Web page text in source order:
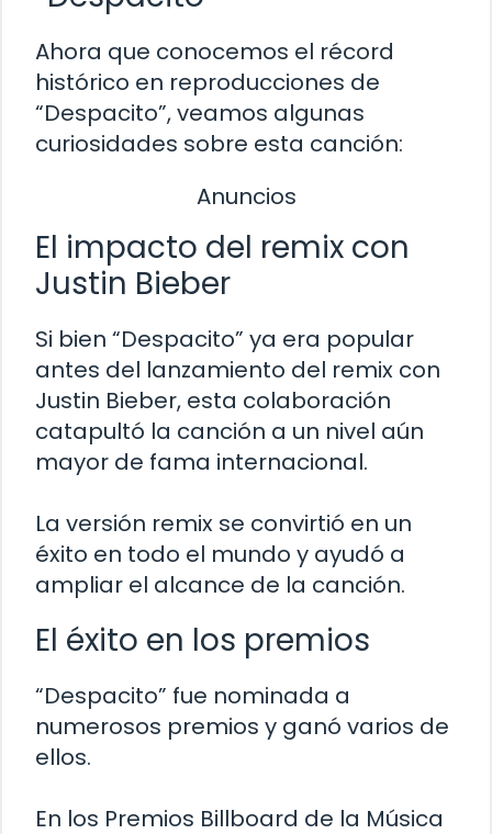
Ahora que conocemos el récord
histórico en reproducciones de
“Despacito”, veamos algunas
curiosidades sobre esta canción:
Anuncios
El impacto del remix con
Justin Bieber
Si bien “Despacito” ya era popular
antes del lanzamiento del remix con
Justin Bieber, esta colaboración
catapultó la canción a un nivel aún
mayor de fama internacional.
La versión remix se convirtió en un
éxito en todo el mundo y ayudó a
ampliar el alcance de la canción.
El éxito en los premios
“Despacito” fue nominada a
numerosos premios y ganó varios de
ellos.
En los Premios Billboard de la Música